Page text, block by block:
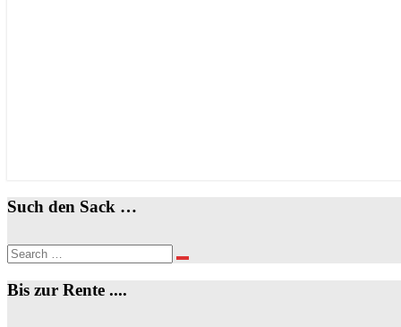
Such den Sack …
Search
for:
Search
Bis zur Rente ....